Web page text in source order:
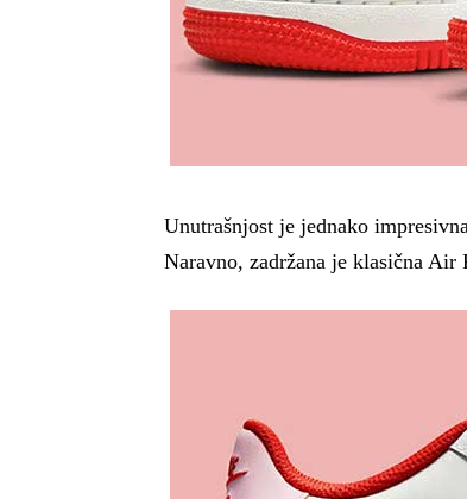
Unutrašnjost je jednako
Naravno, zadržana je klasična